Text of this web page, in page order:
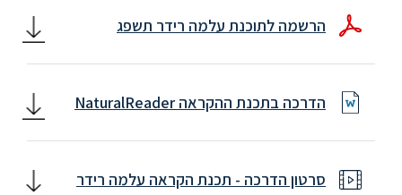
הרשמה לתוכנת עלמה רידר תשפג
הדרכה בתכנת ההקראה NaturalReader
סרטון הדרכה - תכנת הקראה עלמה רידר